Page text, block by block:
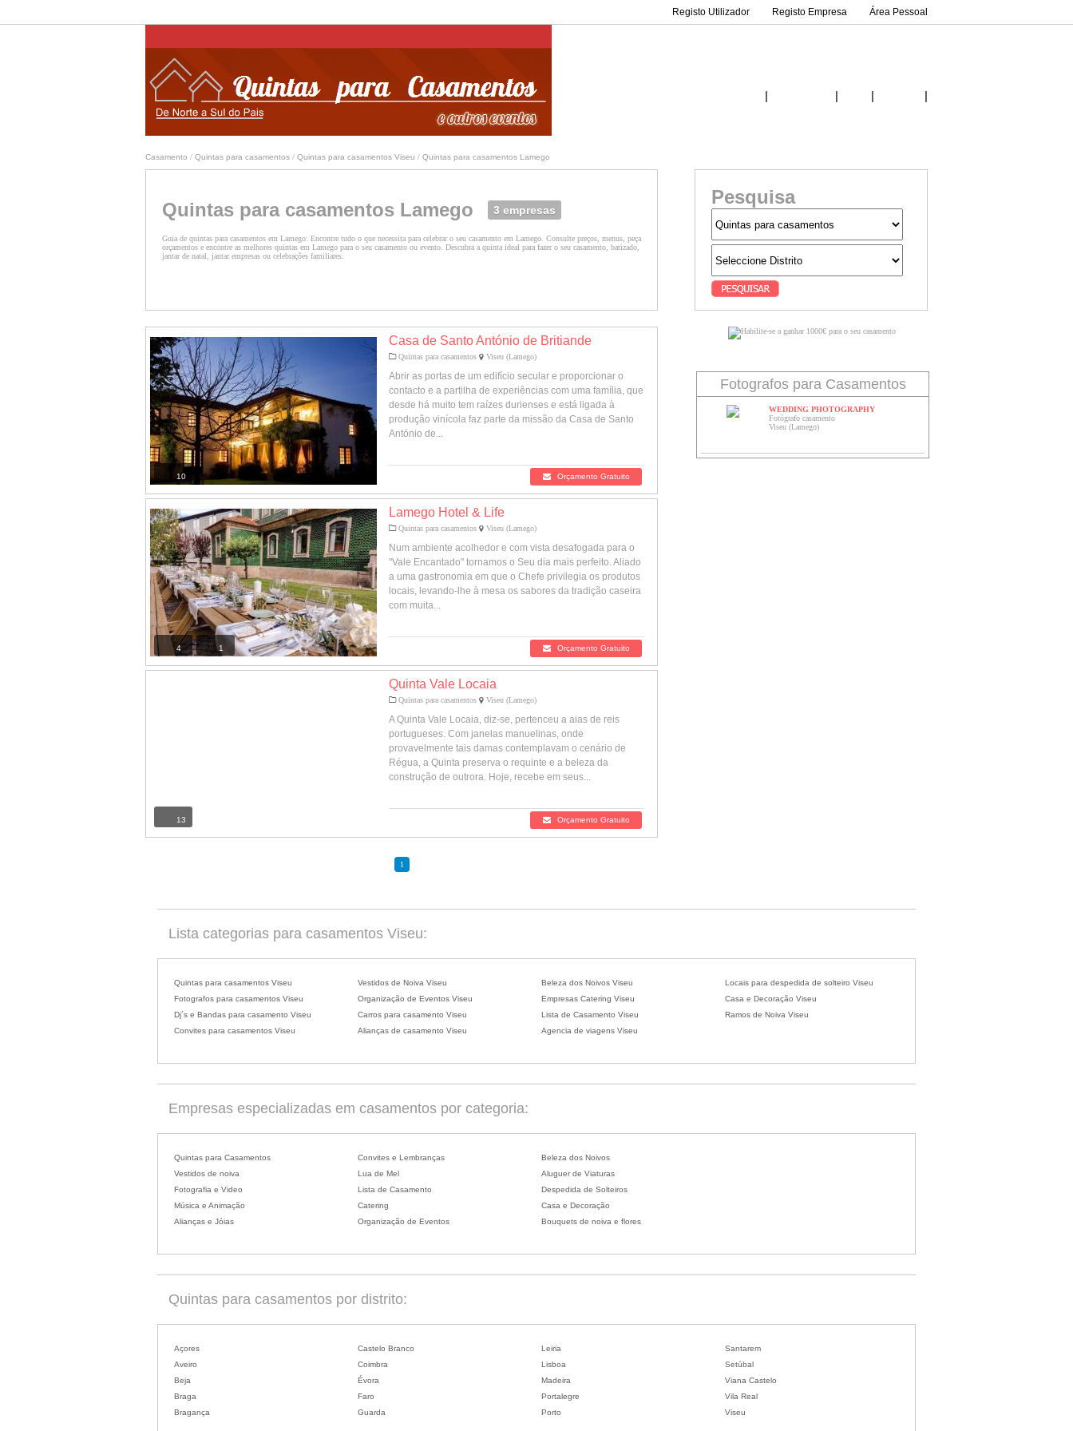
Área Pessoal
Registo Empresa
Registo Utilizador
| | | |
Casamento / Quintas para casamentos / Quintas para casamentos Viseu / Quintas para casamentos Lamego
Quintas para casamentos Lamego 3 empresas
Guia de quintas para casamentos em Lamego: Encontre tudo o que necessita para celebrar o seu casamento em Lamego. Consulte preços, menus, peça
orçamentos e encontre as melhores quintas em Lamego para o seu casamento ou evento. Descubra a quinta ideal para fazer o seu casamento, batizado,
jantar de natal, jantar empresas ou celebrações familiares.
Pesquisa
Casa de Santo António de Britiande
Quintas para casamentos Viseu (Lamego)
Abrir as portas de um edifício secular e proporcionar o
contacto e a partilha de experiências com uma família, que
desde há muito tem raízes durienses e está ligada à
produção vinícola faz parte da missão da Casa de Santo
António de...
Orçamento Gratuito
10
Lamego Hotel & Life
Quintas para casamentos Viseu (Lamego)
Num ambiente acolhedor e com vista desafogada para o
"Vale Encantado" tornamos o Seu dia mais perfeito. Aliado
a uma gastronomia em que o Chefe privilegia os produtos
locais, levando-lhe à mesa os sabores da tradição caseira
com muita...
Orçamento Gratuito
4 1
Quinta Vale Locaia
Quintas para casamentos Viseu (Lamego)
A Quinta Vale Locaia, diz-se, pertenceu a aias de reis
portugueses. Com janelas manuelinas, onde
provavelmente tais damas contemplavam o cenário de
Régua, a Quinta preserva o requinte e a beleza da
construção de outrora. Hoje, recebe em seus...
Orçamento Gratuito
13
Fotografos para Casamentos
WEDDING PHOTOGRAPHY
Fotógrafo casamento
Viseu (Lamego)
1
Lista categorias para casamentos Viseu:
Quintas para casamentos Viseu
Fotografos para casamentos Viseu
Dj´s e Bandas para casamento Viseu
Convites para casamentos Viseu
Vestidos de Noiva Viseu
Organização de Eventos Viseu
Carros para casamento Viseu
Alianças de casamento Viseu
Beleza dos Noivos Viseu
Empresas Catering Viseu
Lista de Casamento Viseu
Agencia de viagens Viseu
Locais para despedida de solteiro Viseu
Casa e Decoração Viseu
Ramos de Noiva Viseu
Empresas especializadas em casamentos por categoria:
Quintas para Casamentos
Vestidos de noiva
Fotografia e Video
Música e Animação
Alianças e Jóias
Convites e Lembranças
Lua de Mel
Lista de Casamento
Catering
Organização de Eventos
Beleza dos Noivos
Aluguer de Viaturas
Despedida de Solteiros
Casa e Decoração
Bouquets de noiva e flores
Quintas para casamentos por distrito:
Açores
Aveiro
Beja
Braga
Bragança
Castelo Branco
Coimbra
Évora
Faro
Guarda
Leiria
Lisboa
Madeira
Portalegre
Porto
Santarem
Setúbal
Viana Castelo
Vila Real
Viseu